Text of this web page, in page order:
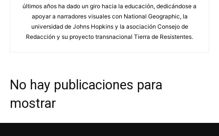
últimos años ha dado un giro hacia la educación, dedicándose a
apoyar a narradores visuales con National Geographic, la
universidad de Johns Hopkins y la asociación Consejo de
Redacción y su proyecto transnacional Tierra de Resistentes.
No hay publicaciones para
mostrar